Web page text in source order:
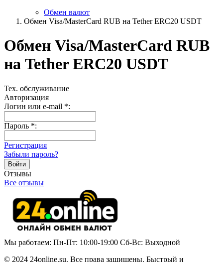
Обмен валют
Обмен Visa/MasterCard RUB на Tether ERC20 USDT
Обмен Visa/MasterCard RUB
на Tether ERC20 USDT
Тех. обслуживание
Авторизация
Логин или e-mail *:
Пароль *:
Регистрация
Забыли пароль?
Отзывы
Все отзывы
Мы работаем: Пн-Пт: 10:00-19:00 Сб-Вс: Выходной
© 2024 24online.su. Все права защищены. Быстрый и